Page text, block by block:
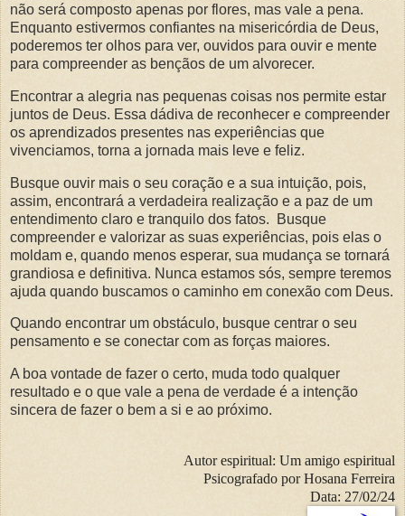
não será composto apenas por flores, mas vale a pena.
Enquanto estivermos confiantes na misericórdia de Deus,
poderemos ter olhos para ver, ouvidos para ouvir e mente
para compreender as bençãos de um alvorecer.
Encontrar a alegria nas pequenas coisas nos permite estar
juntos de Deus. Essa dádiva de reconhecer e compreender
os aprendizados presentes nas experiências que
vivenciamos, torna a jornada mais leve e feliz.
Busque ouvir mais o seu coração e a sua intuição, pois,
assim, encontrará a verdadeira realização e a paz de um
entendimento claro e tranquilo dos fatos. Busque
compreender e valorizar as suas experiências, pois elas o
moldam e, quando menos esperar, sua mudança se tornará
grandiosa e definitiva. Nunca estamos sós, sempre teremos
ajuda quando buscamos o caminho em conexão com Deus.
Quando encontrar um obstáculo, busque centrar o seu
pensamento e se conectar com as forças maiores.
A boa vontade de fazer o certo, muda todo qualquer
resultado e o que vale a pena de verdade é a intenção
sincera de fazer o bem a si e ao próximo.
Autor espiritual: Um amigo espiritual
Psicografado porHosana Ferreira
Data: 27/02/24